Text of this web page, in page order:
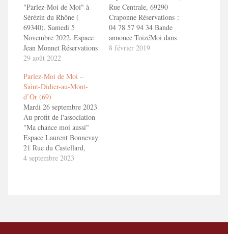
"Parlez-Moi de Moi" à
Sérézin du Rhône (
69340). Samedi 5
Novembre 2022. Espace
Jean Monnet Réservations
: 06 42 66 09 58 ou 06 25
Parlez-Moi de Moi
29 août 2022
Rue Centrale, 69290
Craponne Réservations :
04 78 57 94 34 Bande
annonce ToizéMoi dans
PARENTS MODELES.
8 février 2019
Parlez-Moi de Moi –
Saint-Didier-au-Mont-
d’Or (69)
Mardi 26 septembre 2023
Au profit de l'association
"Ma chance moi aussi"
Espace Laurent Bonnevay
21 Rue du Castellard,
69370 Saint-Didier-au-
4 septembre 2023